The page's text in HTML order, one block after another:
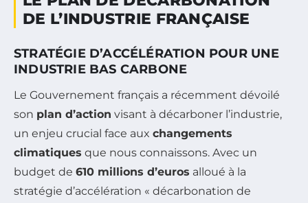
DE L’INDUSTRIE FRANÇAISE
STRATÉGIE D’ACCÉLÉRATION POUR UNE
INDUSTRIE BAS CARBONE
Le Gouvernement français a récemment dévoilé
son plan d’action visant à décarboner l’industrie,
un enjeu crucial face aux changements
climatiques que nous connaissons. Avec un
budget de 610 millions d’euros alloué à la
stratégie d’accélération « décarbonation de